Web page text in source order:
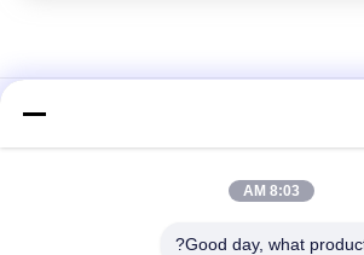
للحزم الصناعية
بالكامل لحزمة الإلكترونيات الصناعية
8:03 AM
Good day, what